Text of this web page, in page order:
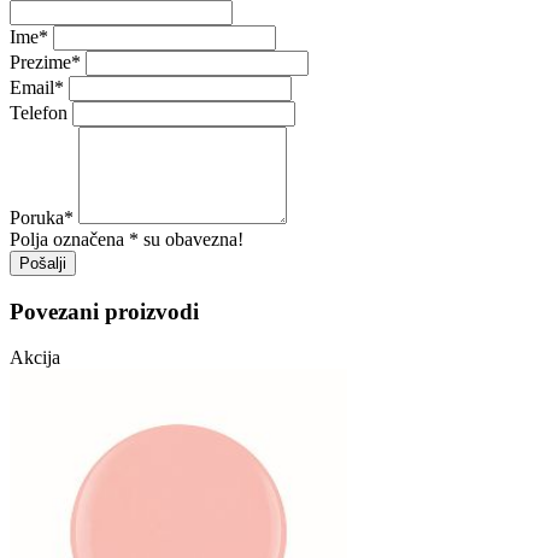
Ime*
Prezime*
Email*
Telefon
Poruka*
Polja označena * su obavezna!
Pošalji
Povezani proizvodi
Akcija